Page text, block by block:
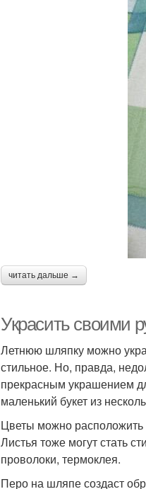
читать дальше →
Украсить своими
Летнюю шляпку можно
стильное. Но, правда,
прекрасным украшением
маленький букет из
Цветы можно расположить
Листья тоже могут стать
проволоки, термоклея.
Перо на шляпе создаст